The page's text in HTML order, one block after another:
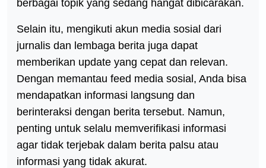
berbagai topik yang sedang hangat dibicarakan.
Selain itu, mengikuti akun media sosial dari
jurnalis dan lembaga berita juga dapat
memberikan update yang cepat dan relevan.
Dengan memantau feed media sosial, Anda bisa
mendapatkan informasi langsung dan
berinteraksi dengan berita tersebut. Namun,
penting untuk selalu memverifikasi informasi
agar tidak terjebak dalam berita palsu atau
informasi yang tidak akurat.